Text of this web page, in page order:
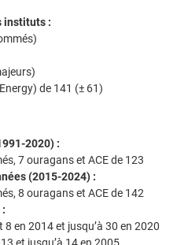
instituts :
de 141 (± 61)
2020) :
7 ouragans et ACE de 123
(2015-2024) :
8 ouragans et ACE de 142
en 2014 et jusqu’à 30 en 2020